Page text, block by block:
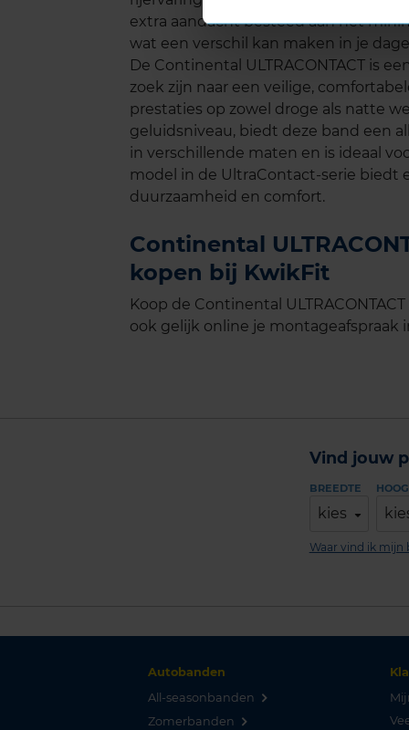
extra aandacht besteed aan het
wat een verschil kan maken in je
De Continental ULTRACONTACT is
zoek zijn naar een veilige,
prestaties op zowel droge als natte
geluidsniveau, biedt deze band een
in verschillende maten en is ideaal
model in de UltraContact-serie biedt
duurzaamheid en comfort.
Continental
kopen bij KwikFit
Koop de Continental
ook gelijk online je montageafspraak
Vind jouw
BREEDTE
kies
Waar vind ik mijn
Autobanden
All-seasonbanden
Zomerbanden